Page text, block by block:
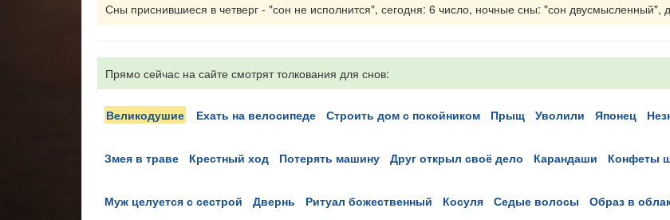
Сны приснившиеся в четверг - "сон не исполнится", сегодня: 6 число, ночные сны: "сон двусмысленный",
Прямо сейчас на сайте смотрят толкования для снов:
великодушие ехать на велосипеде строить дом с покойником прыщ уволили японец
змея в траве крестный ход потерять машину друг открыл своё дело карандаши конфеты
муж целуется с сестрой двернь ритуал божественный косуля седые волосы образ в